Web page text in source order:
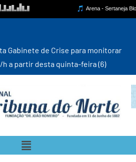
Gabinete de Crise para monitorar
a partir desta quinta-feira (6)